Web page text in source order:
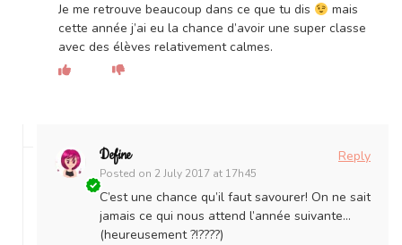
Je me retrouve beaucoup dans ce que tu dis
mais
cette année j’ai eu la chance d’avoir une super classe
avec des élèves relativement calmes.
Define
Posted on 2 July 2017 at 17h45
Reply
C’est une chance qu’il faut savourer! On ne sait
jamais ce qui nous attend l’année suivante…
(heureusement ?!????)